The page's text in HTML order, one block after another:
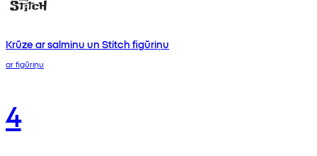
Krūze ar salmiņu un Stitch figūriņu
ar figūriņu
4